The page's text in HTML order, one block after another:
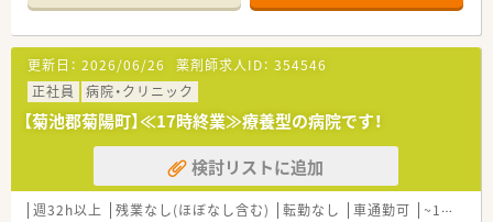
【店舗情報と応需状況について】
■JR光の森駅から徒歩4分の好立地で、周辺には商業施設や飲食
店も多く立ち並んでおり、仕事帰りの買い物にも便利な環境で
す。
■2024年10月に新規開局したばかりの綺麗な店舗で、主に近隣
にある小児科クリニックからの処方箋を1日40枚から90枚応需
しています。
■現在は外来業務が中心ですが、今後は地域ニーズに合わせて在
宅訪問業務を積極的に導入する予定のため、設備も広く設計され
ています。
更新日： 2026/06/26 薬剤師求人ID： 354546
正社員
病院・クリニック
【菊池郡菊陽町】≪17時終業≫療養型の病院です！
検討リストに追加
週32h以上 残業なし(ほぼなし含む) 転勤なし 車通勤可 ~18時までの職場